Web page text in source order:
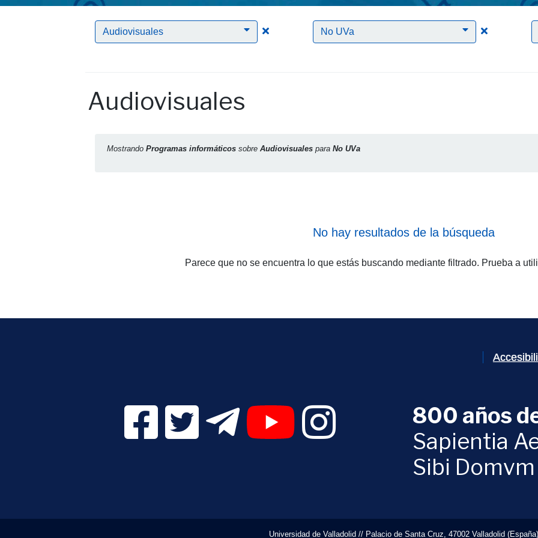
Audiovisuales Clic para borrar el filtro Audiovisuales
No UVa Clic para
Audiovisuales
Mostrando Programas informáticos sobre Audiovisuales para No UVa
No hay resultados de la búsqueda
Parece que no se encuentra lo que estás buscando mediante filtrado. Prueba a
Facebook Digital UVa (se abrirá en una nueva ventana)
Twitter Digital UVa (se abrirá en una nueva ventana)
Telegram Digital UVa (se abrirá en una nueva ventana)
YouTube Digital UVa (se abrirá en una nueva ventana)
Instagram Digital UVa (se abrirá en una nueva
800 años
Sapientia
Sibi Domvm
Universidad de Valladolid // Palacio de Santa Cruz, 47002 Valladolid (España)